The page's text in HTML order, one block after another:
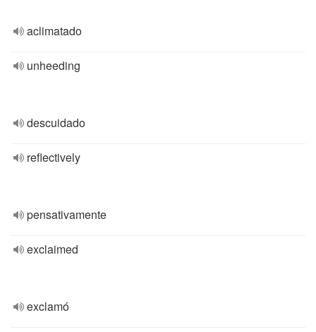
aclimatado
unheeding
descuidado
reflectively
pensativamente
exclaimed
exclamó